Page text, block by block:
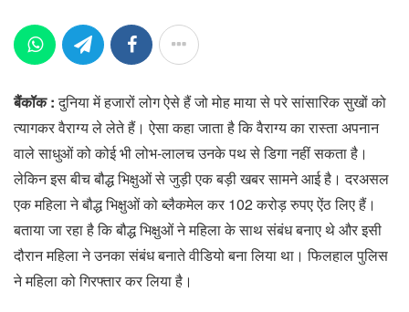
बैंकॉक :दुनिया में हजारों लोग ऐसे हैं जो मोह माया से परे सांसारिक सुखों को
त्यागकर वैराग्य ले लेते हैं। ऐसा कहा जाता है कि वैराग्य का रास्ता अपनान
वाले साधुओं को कोई भी लोभ-लालच उनके पथ से डिगा नहीं सकता है।
लेकिन इस बीच बौद्ध भिक्षुओं से जुड़ी एक बड़ी खबर सामने आई है। दरअसल
एक महिला ने बौद्ध भिक्षुओं को ब्लैकमेल कर 102 करोड़ रुपए ऐंठ लिए हैं।
बताया जा रहा है कि बौद्ध भिक्षुओं ने महिला के साथ संबंध बनाए थे और इसी
दौरान महिला ने उनका संबंध बनाते वीडियो बना लिया था। फिलहाल पुलिस
ने महिला को गिरफ्तार कर लिया है।